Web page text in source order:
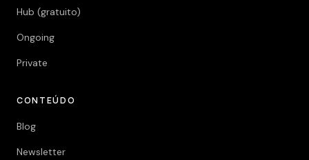
Hub (gratuito)
Ongoing
Private
CONTEÚDO
Blog
Newsletter